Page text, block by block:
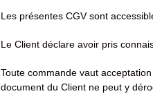
Les présentes CGV sont
Le Client déclare avoir pris
Toute commande vaut
document du Client ne peut y